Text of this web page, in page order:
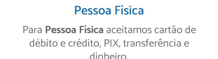
Pessoa Física
Para Pessoa Físicaaceitamos cartão de
débito e crédito, PIX, transferência e